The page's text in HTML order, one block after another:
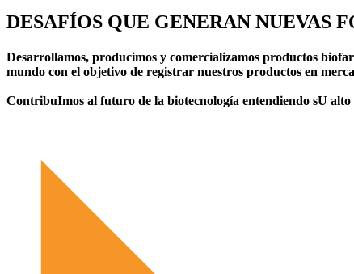
DESAFÍOS QUE GENERAN NUEVAS
Desarrollamos, producimos y comercializamos productos
mundo con el objetivo de registrar nuestros productos en
ContribuImos al futuro de la biotecnología entendiendo sU